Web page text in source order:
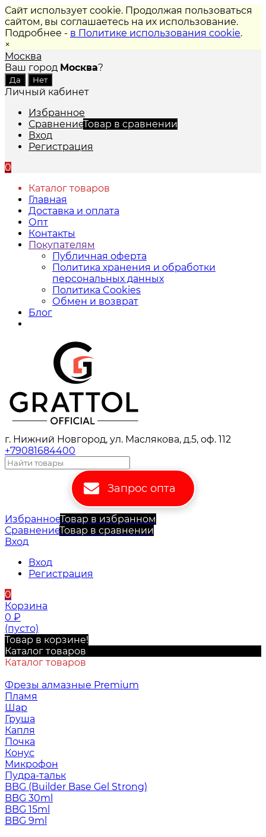
Сайт использует cookie. Продолжая пользоваться
сайтом, вы соглашаетесь на их использование.
Подробнее - в Политике использования cookie.
×
Москва
Ваш город Москва?
Личный кабинет
Избранное
СравнениеТовар в сравнении
Вход
Регистрация
0
Каталог товаров
Главная
Доставка и оплата
Опт
Контакты
Покупателям
Публичная оферта
Политика хранения и обработки
персональных данных
Политика Cookies
Обмен и возврат
Блог
г. Нижний Новгород, ул. Маслякова, д.5, оф. 112
+79081684400
Запрос опта
ИзбранноеТовар в избранном
СравнениеТовар в сравнении
Вход
Вход
Регистрация
0
Корзина
0 ₽
(пусто)
Товар в корзине!
Каталог товаров
Каталог товаров
Фрезы алмазные Premium
Пламя
Шар
Груша
Капля
Почка
Конус
Микрофон
Пудра-тальк
BBG (Builder Base Gel Strong)
BBG 30ml
BBG 15ml
BBG 9ml